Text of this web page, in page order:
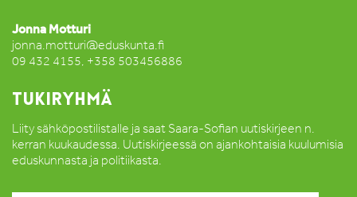
Jonna Motturi
jonna.motturi@eduskunta.fi
09 432 4155, +358 503456886
TUKIRYHMÄ
Liity sähköpostilistalle ja saat Saara-Sofian uutiskirjeen n.
kerran kuukaudessa. Uutiskirjeessä on ajankohtaisia kuulumisia
eduskunnasta ja politiikasta.